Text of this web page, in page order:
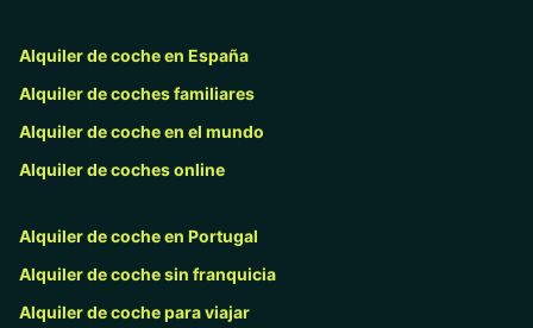
Alquiler de coche en España
Alquiler de coches familiares
Alquiler de coche en el mundo
Alquiler de coches online
Alquiler de coche en Portugal
Alquiler de coche sin franquicia
Alquiler de coche para viajar